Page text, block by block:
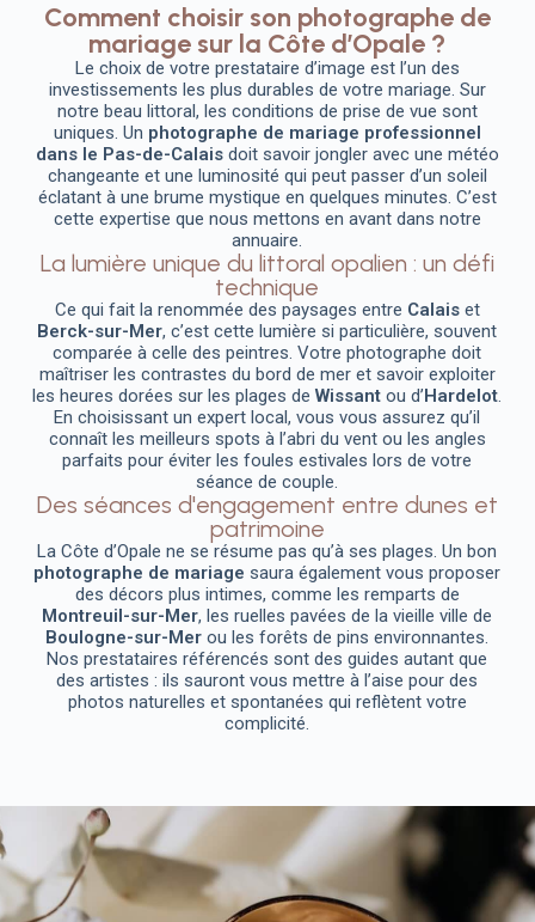
Comment choisir son photographe de
mariage sur la Côte d’Opale ?
Le choix de votre prestataire d’image est l’un des
investissements les plus durables de votre mariage. Sur
notre beau littoral, les conditions de prise de vue sont
uniques. Un photographe de mariage professionnel
dans le Pas-de-Calaisdoit savoir jongler avec une météo
changeante et une luminosité qui peut passer d’un soleil
éclatant à une brume mystique en quelques minutes. C’est
cette expertise que nous mettons en avant dans notre
annuaire.
La lumière unique du littoral opalien : un défi
technique
Ce qui fait la renommée des paysages entre Calaiset
Berck-sur-Mer, c’est cette lumière si particulière, souvent
comparée à celle des peintres. Votre photographe doit
maîtriser les contrastes du bord de mer et savoir exploiter
les heures dorées sur les plages deWissant ou d’Hardelot.
En choisissant un expert local, vous vous assurez qu’il
connaît les meilleurs spots à l’abri du vent ou les angles
parfaits pour éviter les foules estivales lors de votre
séance de couple.
Des séances d'engagement entre dunes et
patrimoine
La Côte d’Opale ne se résume pas qu’à ses plages. Un bon
photographe de mariage saura également vous proposer
des décors plus intimes, comme les remparts de
Montreuil-sur-Mer, les ruelles pavées de la vieille ville de
Boulogne-sur-Mer ou les forêts de pins environnantes.
Nos prestataires référencés sont des guides autant que
des artistes : ils sauront vous mettre à l’aise pour des
photos naturelles et spontanées qui reflètent votre
complicité.